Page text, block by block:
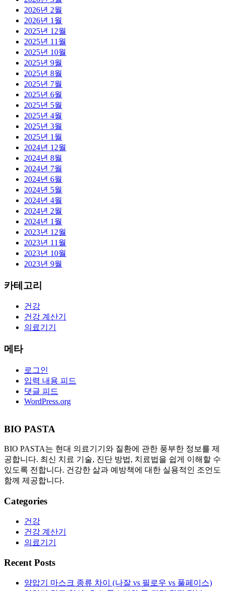
2026년 2월
2026년 1월
2025년 12월
2025년 11월
2025년 10월
2025년 9월
2025년 8월
2025년 7월
2025년 6월
2025년 5월
2025년 4월
2025년 3월
2025년 1월
2024년 12월
2024년 8월
2024년 7월
2024년 6월
2024년 5월
2024년 4월
2024년 2월
2024년 1월
2023년 12월
2023년 11월
2023년 10월
2023년 9월
카테고리
건강
건강 계산기
의료기기
메타
로그인
입력 내용 피드
댓글 피드
WordPress.org
BIO PASTA
BIO PASTA는 현대 의료기기와 질환에 관한 풍부한 정보를 제
공합니다. 최신 치료 기술, 진단 방법, 치료법을 쉽게 이해할 수
있도록 전합니다. 건강한 삶과 예방책에 대한 실용적인 조언도
함께 제공합니다.
Categories
건강
건강 계산기
의료기기
Recent Posts
양압기 마스크 종류 차이 (나잘 vs 필로우 vs 풀페이스)